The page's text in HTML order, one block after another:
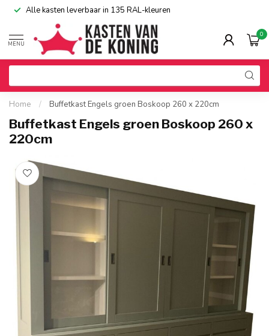
Alle kasten leverbaar in 135 RAL-kleuren
MENU
0
Home / Buffetkast Engels groen Boskoop 260 x 220cm
Buffetkast Engels groen Boskoop 260 x
220cm